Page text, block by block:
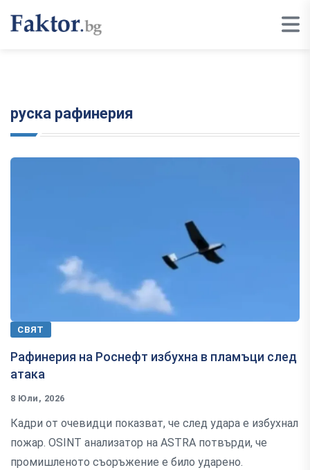
руска рафинерия
СВЯТ
Рафинерия на Роснефт избухна в пламъци след
атака
8 Юли, 2026
Кадри от очевидци показват, че след удара е избухнал
пожар. OSINT анализатор на ASTRA потвърди, че
промишленото съоръжение е било ударено.